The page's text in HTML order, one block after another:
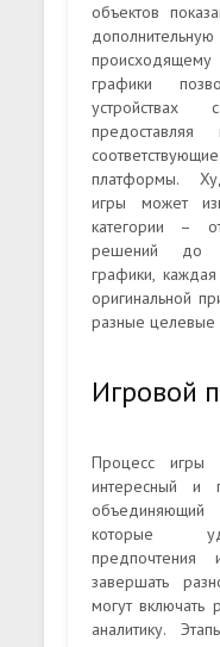
объектов
графики
платформы.
игры может
категории –
решений до
графики,
оригинальной
разные целевые
Игровой
Процесс игры
интересный и
которые
предпочтения
завершать
могут включать
аналитику.